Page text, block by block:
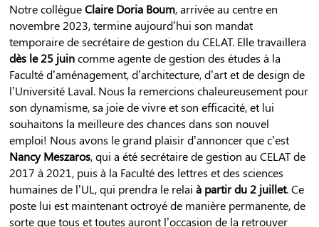
Notre collègueClaire Doria Boum, arrivée au centre en
novembre 2023, termine aujourd’hui son mandat
temporaire de secrétaire de gestion du CELAT. Elle travaillera
dès le 25 juincomme agente de gestion des études à la
Faculté d’aménagement, d’architecture, d’art et de design de
l’Université Laval. Nous la remercions chaleureusement pour
son dynamisme, sa joie de vivre et son efficacité, et lui
souhaitons la meilleure des chances dans son nouvel
emploi! Nous avons le grand plaisir d’annoncer que c’est
Nancy Meszaros, qui a été secrétaire de gestion au CELAT de
2017 à 2021, puis à la Faculté des lettres et des sciences
humaines de l’UL, qui prendra le relaià partir du 2 juillet. Ce
poste lui est maintenant octroyé de manière permanente, de
sorte que tous et toutes auront l’occasion de la retrouver